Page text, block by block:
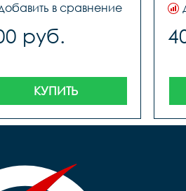
в сравнение
руб.
КУПИТЬ